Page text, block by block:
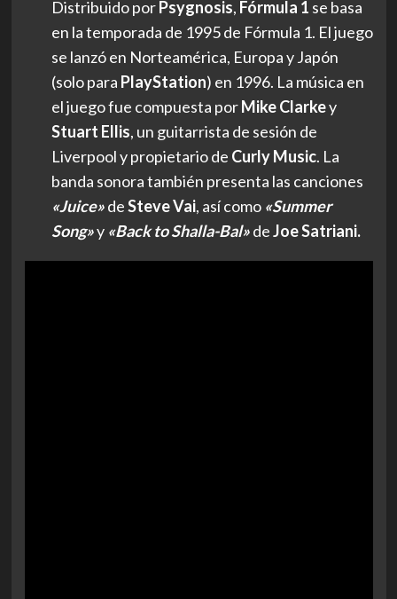
Distribuido porPsygnosis, Fórmula 1 se basa
en la temporada de 1995 de Fórmula 1. El juego
se lanzó en Norteamérica, Europa y Japón
(solo para PlayStation) en 1996. La música en
el juego fue compuesta porMike Clarkey
Stuart Ellis, un guitarrista de sesión de
Liverpool y propietario de Curly Music. La
banda sonora también presenta las canciones
«Juice»deSteve Vai, así como «Summer
Song»y «Back to Shalla-Bal»deJoe Satriani.